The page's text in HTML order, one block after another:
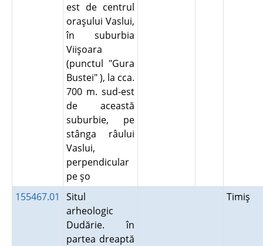
est de centrul
oraşului Vaslui,
în suburbia
Viişoara
(punctul "Gura
Bustei" ), la cca.
700 m. sud-est
de această
suburbie, pe
stânga râului
Vaslui,
perpendicular
pe şo
155467.01
Situl
arheologic
Dudărie. în
partea dreaptă
Timiş